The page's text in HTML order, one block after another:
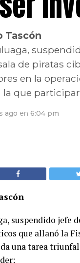
Tascón
de piratas
en la
la que
ago en 6:04 pm
suspendido jefe
que allanó la
una tarea